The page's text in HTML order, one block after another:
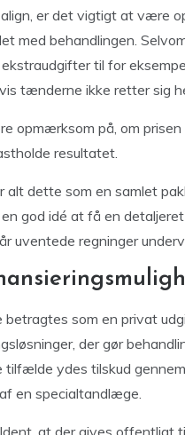
er det vigtigt at være
med behandlingen.
til for
tænderne ikke retter sig
opmærksom på, om
resultatet.
alt dette som en samlet
god idé at få en
uventede regninger
betragtes som en privat
der gør
tilfælde ydes tilskud
en specialtandlæge.
at der gives offentligt